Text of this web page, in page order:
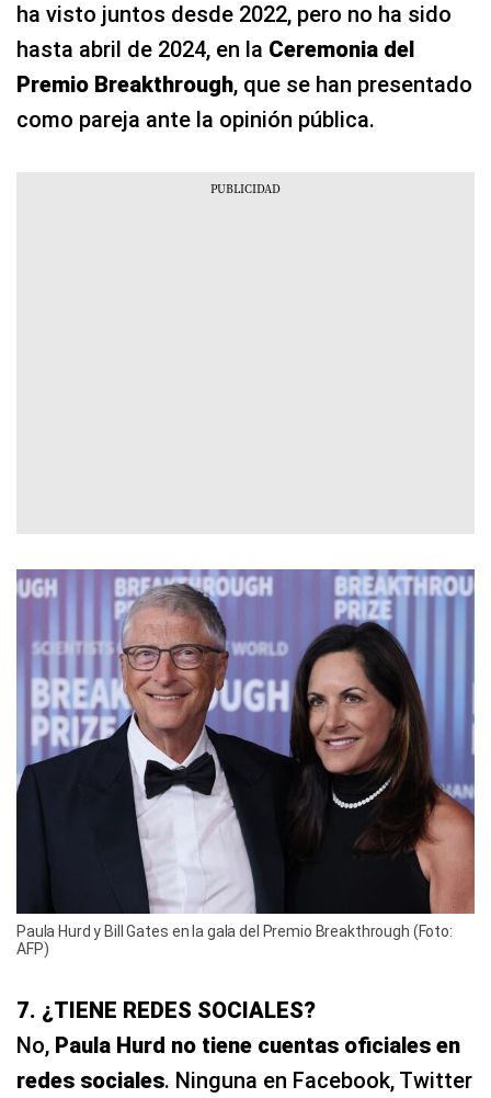
ha visto juntos desde 2022, pero no ha sido
hasta abril de 2024, en la Ceremonia del
Premio Breakthrough, que se han presentado
como pareja ante la opinión pública.
Paula Hurd y Bill Gates en la gala del Premio Breakthrough (Foto:
AFP)
7. ¿TIENE REDES SOCIALES?
No, Paula Hurd no tiene cuentas oficiales en
redes sociales. Ninguna en Facebook, Twitter